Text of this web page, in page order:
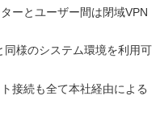
ーとユーザー間は閉域VPN
同様のシステム環境を利用可
接続も全て本社経由による